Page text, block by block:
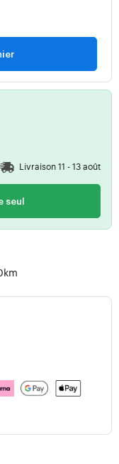
Livraison 11 - 13 août
seul